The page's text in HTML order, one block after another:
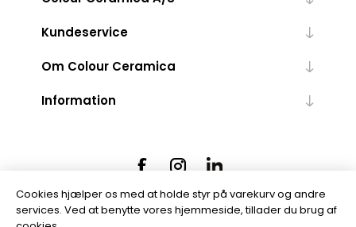
Kundeservice
Om Colour Ceramica
Information
Cookies hjælper os med at holde styr på varekurv og andre
services. Ved at benytte vores hjemmeside, tillader du brug af